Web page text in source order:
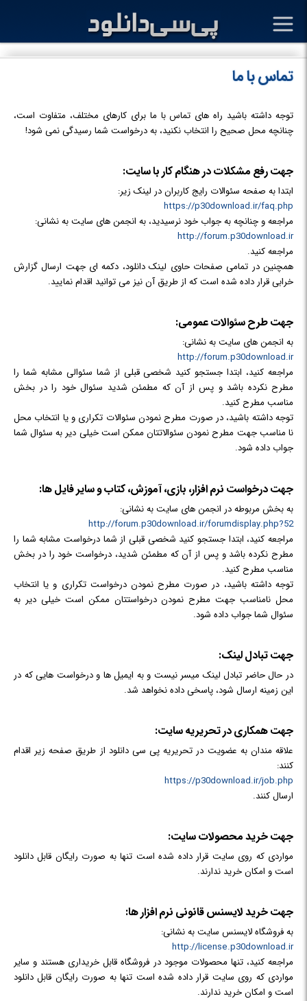
تماس با ما
توجه داشته باشید راه های تماس با ما برای کارهای مختلف، متفاوت است،
چنانچه محل صحیح را انتخاب نکنید، به درخواست شما رسیدگی نمی شود!
جهت رفع مشکلات در هنگام کار با سایت:
ابتدا به صفحه سئوالات رایج کاربران در لینک زیر:
https://p30download.ir/faq.php
مراجعه و چنانچه به جواب خود نرسیدید، به انجمن های سایت به نشانی:
http://forum.p30download.ir
مراجعه کنید.
همچنین در تمامی صفحات حاوی لینک دانلود، دکمه ای جهت ارسال گزارش
خرابی قرار داده شده است که از طریق آن نیز می توانید اقدام نمایید.
جهت طرح سئوالات عمومی:
به انجمن های سایت به نشانی:
http://forum.p30download.ir
مراجعه کنید، ابتدا جستجو کنید شخصی قبلی از شما سئوالی مشابه شما را
مطرح نکرده باشد و پس از آن که مطمئن شدید سئوال خود را در بخش
مناسب مطرح کنید.
توجه داشته باشید، در صورت مطرح نمودن سئوالات تکراری و یا انتخاب محل
نا مناسب جهت مطرح نمودن سئوالاتتان ممکن است خیلی دیر به سئوال شما
جواب داده شود.
جهت درخواست نرم افزار، بازی، آموزش، کتاب و سایر فایل ها:
به بخش مربوطه در انجمن های سایت به نشانی:
http://forum.p30download.ir/forumdisplay.php?52
مراجعه کنید، ابتدا جستجو کنید شخصی قبلی از شما درخواست مشابه شما را
مطرح نکرده باشد و پس از آن که مطمئن شدید، درخواست خود را در بخش
مناسب مطرح کنید.
توجه داشته باشید، در صورت مطرح نمودن درخواست تکراری و یا انتخاب
محل نامناسب جهت مطرح نمودن درخواستتان ممکن است خیلی دیر به
سئوال شما جواب داده شود.
جهت تبادل لینک:
در حال حاضر تبادل لینک میسر نیست و به ایمیل ها و درخواست هایی که در
این زمینه ارسال شود، پاسخی داده نخواهد شد.
جهتهمکاری در تحریریه سایت:
علاقه مندان به عضویت در تحریریه پی سی دانلود از طریق صفحه زیر اقدام
کنند:
https://p30download.ir/job.php
ارسال کنند.
جهت خرید محصولات سایت:
مواردی که روی سایت قرار داده شده است تنها به صورت رایگان قابل دانلود
است و امکان خرید ندارند.
جهت خرید لایسنس قانونی نرم افزار ها:
به فروشگاه لایسنس سایت به نشانی:
http://license.p30download.ir
مراجعه کنید، تنها محصولات موجود در فروشگاه قابل خریداری هستند و سایر
مواردی که روی سایت قرار داده شده است تنها به صورت رایگان قابل دانلود
است و امکان خرید ندارند.